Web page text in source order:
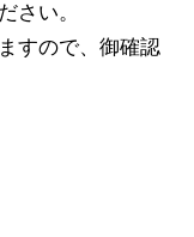
さい。
すので、御確認